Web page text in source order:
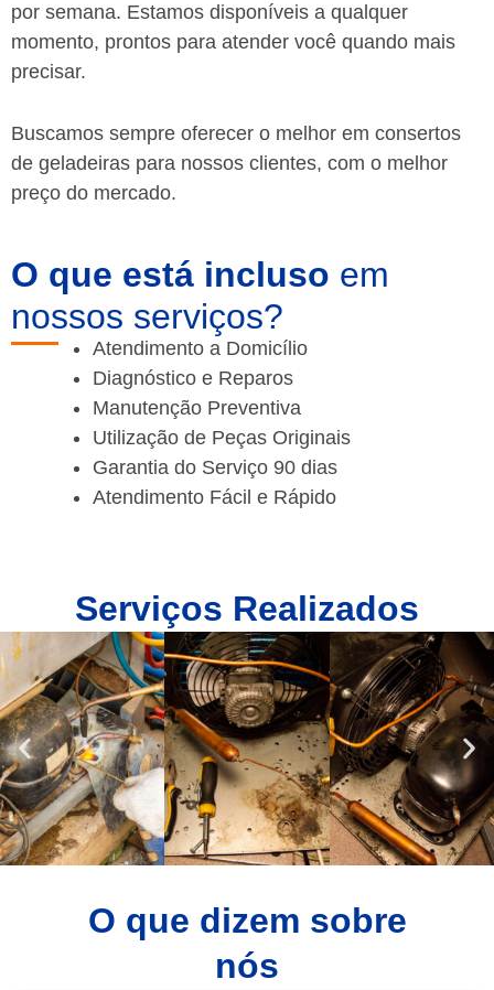
por semana. Estamos disponíveis a qualquer
momento, prontos para atender você quando mais
precisar.
Buscamos sempre oferecer o melhor em consertos
de geladeiras para nossos clientes, com o melhor
preço do mercado.
O que está incluso em
nossos serviços?
Atendimento a Domicílio
Diagnóstico e Reparos
Manutenção Preventiva
Utilização de Peças Originais
Garantia do Serviço 90 dias
Atendimento Fácil e Rápido
Serviços Realizados
O que dizem sobre
nós